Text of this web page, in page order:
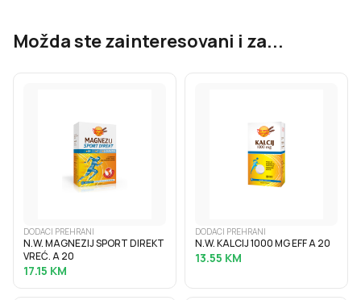
Možda ste zainteresovani i za...
DODACI PREHRANI
N.W. MAGNEZIJ SPORT DIREKT
VREĆ. A 20
17.15 KM
DODACI PREHRANI
N.W. KALCIJ 1000 MG EFF A 20
13.55 KM